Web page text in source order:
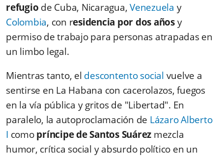
refugio de Cuba, Nicaragua,Venezuela y
Colombia, con residencia por dos añosy
permiso de trabajo para personas atrapadas en
un limbo legal.
Mientras tanto, el descontento social vuelve a
sentirse en La Habana con cacerolazos, fuegos
en la vía pública y gritos de "Libertad". En
paralelo, la autoproclamación de Lázaro Alberto
I comopríncipe de Santos Suárez mezcla
humor, crítica social y absurdo político en un